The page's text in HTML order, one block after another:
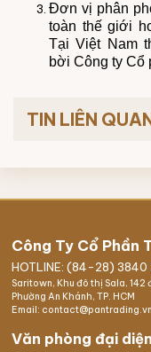
Đơn vị phân
toàn thế giới
Tại Việt Nam
bời Công ty Cổ
TIN LIÊN
Công Ty Cổ Phần
HOTLINE: (84-28) 3840
Saritown, Khu đô thị Sala, 142
Phường An Khánh, TP. HCM
Email: contact@pantrading.vn
Văn phòng đại diện